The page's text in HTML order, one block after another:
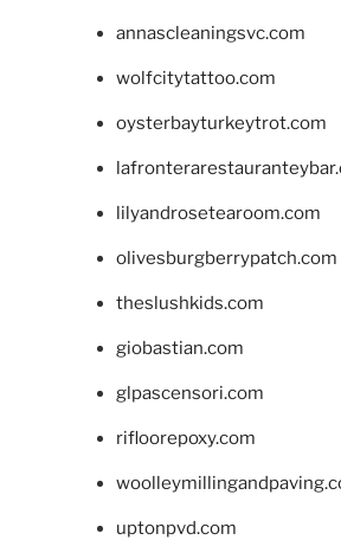
annascleaningsvc.com
wolfcitytattoo.com
oysterbayturkeytrot.com
lilyandrosetearoom.com
olivesburgberrypatch.com
theslushkids.com
giobastian.com
glpascensori.com
rifloorepoxy.com
uptonpvd.com